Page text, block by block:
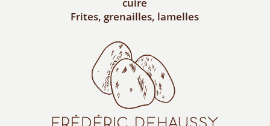
Frites, grenailles, lamelles